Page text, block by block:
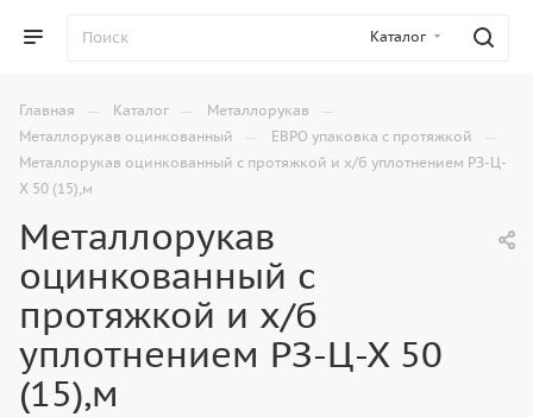
Каталог
Главная — Каталог — Металлорукав —
Металлорукав оцинкованный — ЕВРО упаковка с протяжкой —
Металлорукав оцинкованный с протяжкой и х/б уплотнением РЗ-Ц-
Х 50 (15),м
Металлорукав
оцинкованный с
протяжкой и х/б
уплотнением РЗ-Ц-Х 50
(15),м